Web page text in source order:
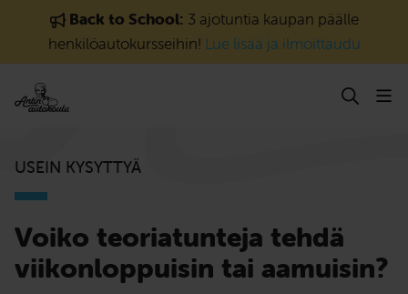
Siirry sisältöönBack to School: 3 ajotuntia kaupan päälle
henkilöautokursseihin! Lue lisää ja ilmoittaudu
USEIN KYSYTTYÄ
Voiko teoriatunteja tehdä
viikonloppuisin tai aamuisin?